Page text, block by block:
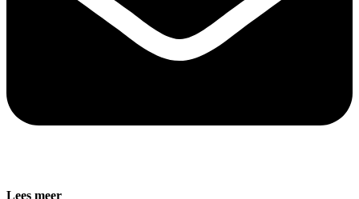
Lees meer